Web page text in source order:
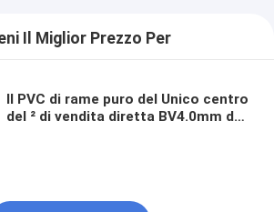
Il Miglior Prezzo Per
Il PVC di rame puro del Unico centro
del ² di vendita diretta BV4.0mm del